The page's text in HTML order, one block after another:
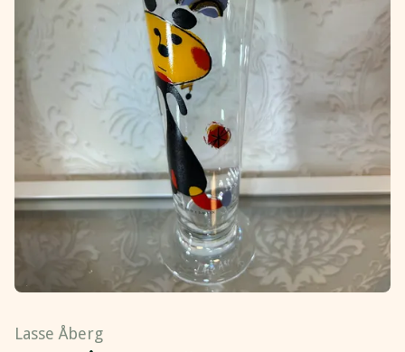
Lasse Åberg